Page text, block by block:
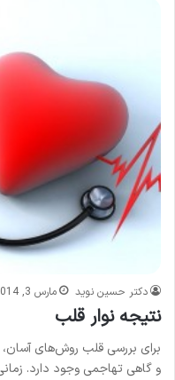
دکتر حسین نوید مارس 3, 2014
نتیجه نوار قلب
برای بررسی قلب روش‌های
و گاهی تهاجمی وجود دارد.